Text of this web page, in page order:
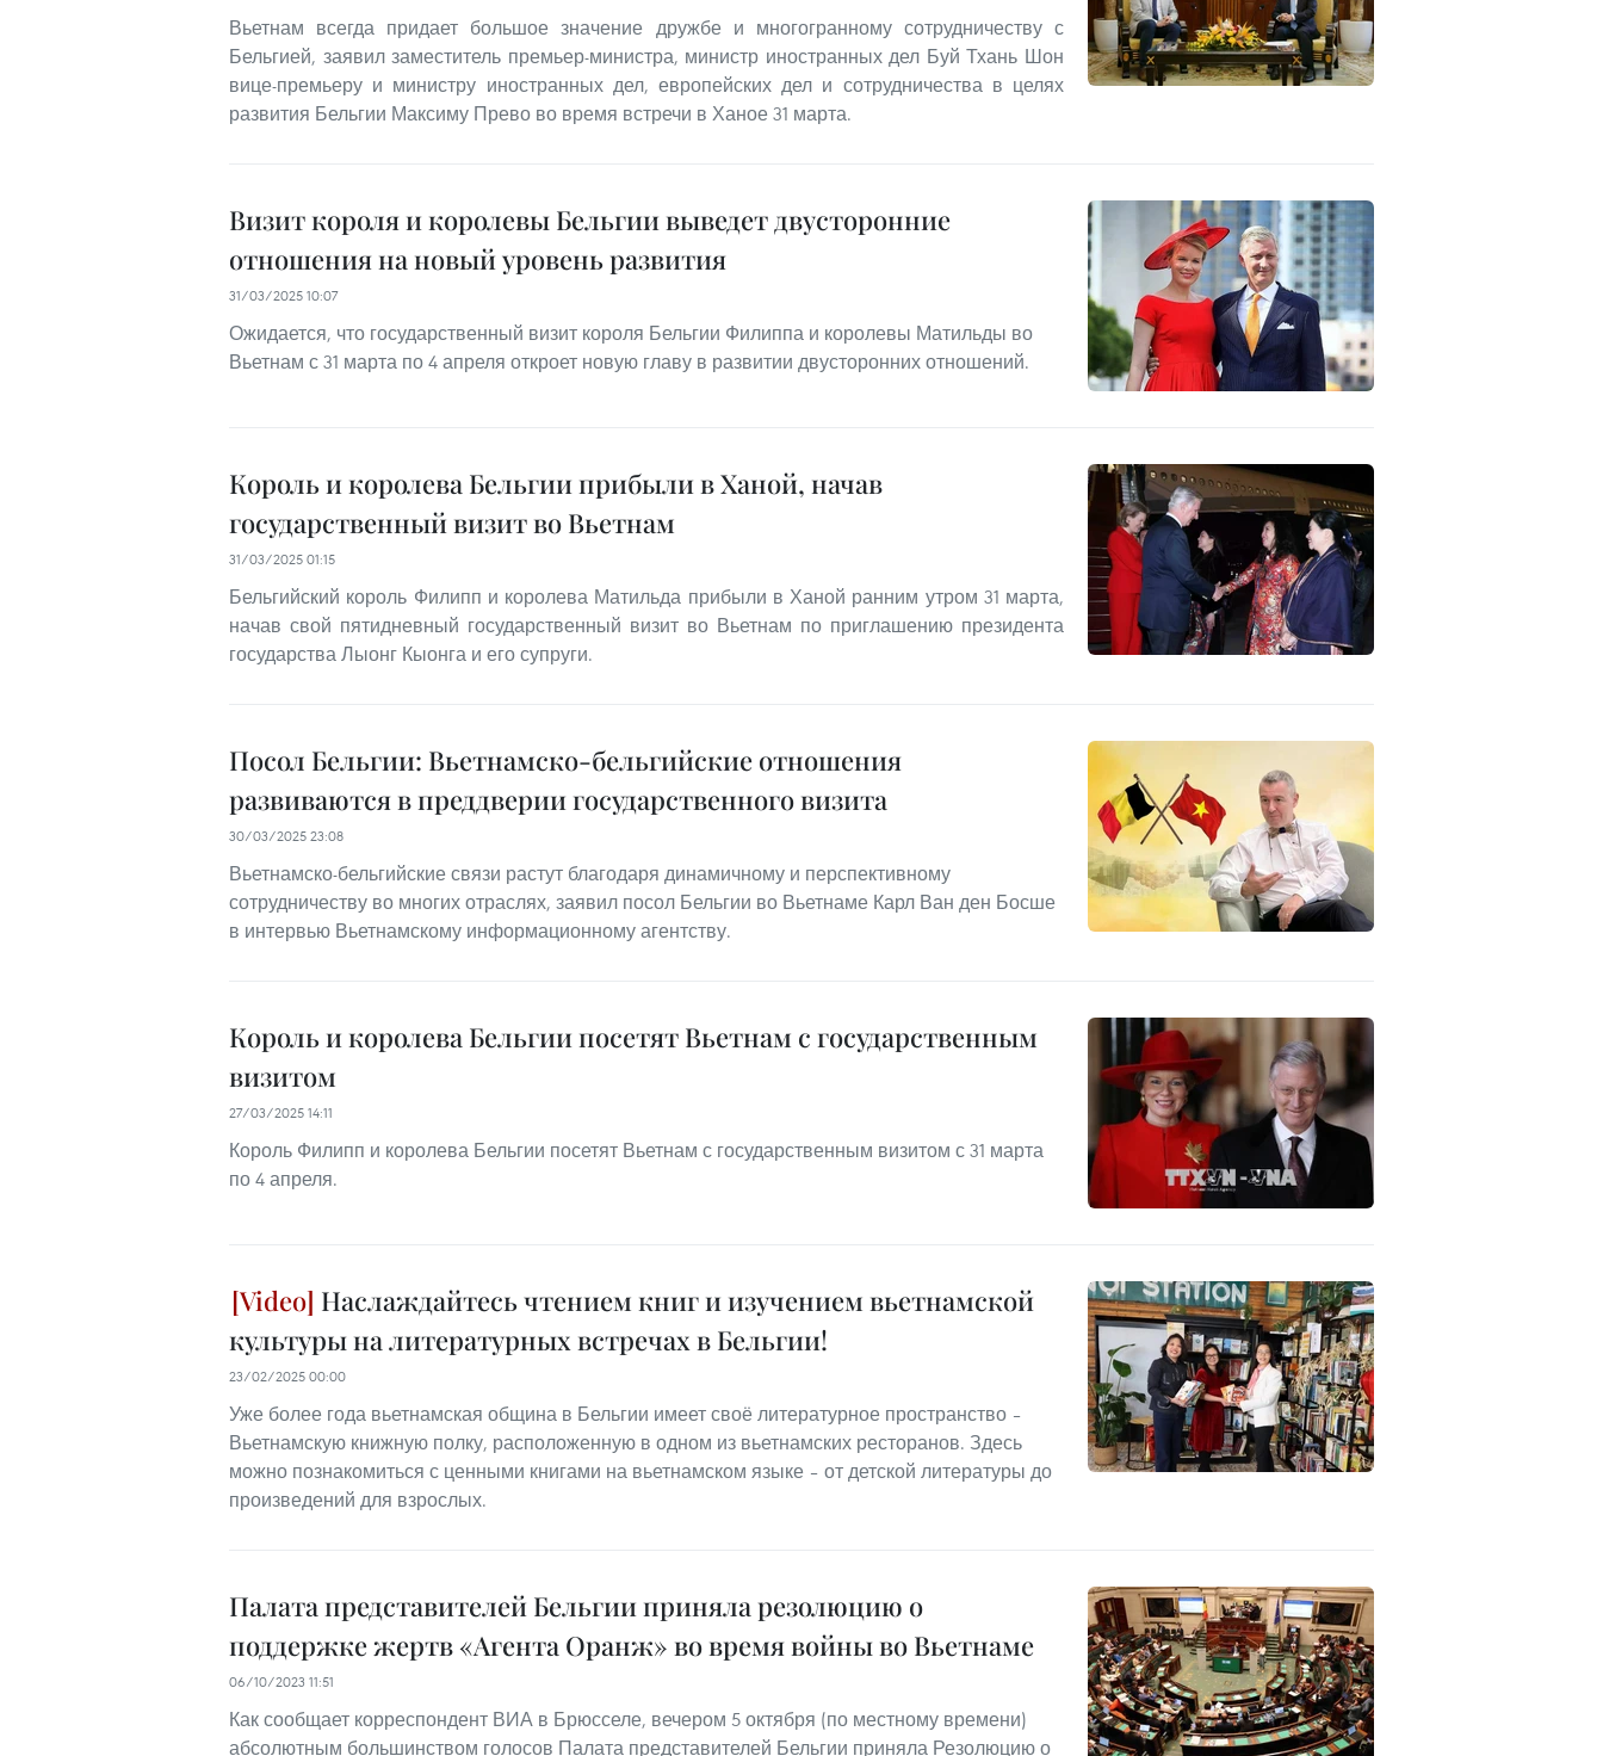
Вьетнам всегда придает большое значение дружбе и многогранному сотрудничеству с
Бельгией, заявил заместитель премьер-министра, министр иностранных дел Буй Тхань Шон
вице-премьеру и министру иностранных дел, европейских дел и сотрудничества в целях
развития Бельгии Максиму Прево во время встречи в Ханое 31 марта.
Визит короля и королевы Бельгии выведет двусторонние
отношения на новый уровень развития
31/03/2025 10:07
Ожидается, что государственный визит короля Бельгии Филиппа и королевы Матильды во
Вьетнам с 31 марта по 4 апреля откроет новую главу в развитии двусторонних отношений.
Король и королева Бельгии прибыли в Ханой, начав
государственный визит во Вьетнам
31/03/2025 01:15
Бельгийский король Филипп и королева Матильда прибыли в Ханой ранним утром 31 марта,
начав свой пятидневный государственный визит во Вьетнам по приглашению президента
государства Лыонг Кыонга и его супруги.
Посол Бельгии: Вьетнамско-бельгийские отношения
развиваются в преддверии государственного визита
30/03/2025 23:08
Вьетнамско-бельгийские связи растут благодаря динамичному и перспективному
сотрудничеству во многих отраслях, заявил посол Бельгии во Вьетнаме Карл Ван ден Босше
в интервью Вьетнамскому информационному агентству.
Король и королева Бельгии посетят Вьетнам с государственным
визитом
27/03/2025 14:11
Король Филипп и королева Бельгии посетят Вьетнам с государственным визитом с 31 марта
по 4 апреля.
Наслаждайтесь чтением книг и изучением вьетнамской
культуры на литературных встречах в Бельгии!
23/02/2025 00:00
Уже более года вьетнамская община в Бельгии имеет своё литературное пространство –
Вьетнамскую книжную полку, расположенную в одном из вьетнамских ресторанов. Здесь
можно познакомиться с ценными книгами на вьетнамском языке – от детской литературы до
произведений для взрослых.
Палата представителей Бельгии приняла резолюцию о
поддержке жертв «Агента Оранж» во время войны во Вьетнаме
06/10/2023 11:51
Как сообщает корреспондент ВИА в Брюсселе, вечером 5 октября (по местному времени)
абсолютным большинством голосов Палата представителей Бельгии приняла Резолюцию о